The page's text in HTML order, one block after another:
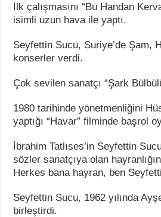
İlk çalışmasını “Bu Handan
isimli uzun hava ile yaptı.
Seyfettin Sucu, Suriye’de Şam,
konserler verdi.
Çok sevilen sanatçı “Şark
1980 tarihinde yönetmenliğini
yaptığı “Havar” filminde başrol
İbrahim Tatlıses’in Seyfettin
sözler sanatçıya olan
Herkes bana hayran, ben
Seyfettin Sucu, 1962 yılında
birleştirdi.